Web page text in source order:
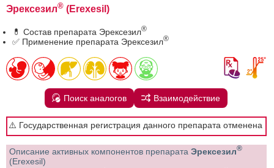
Эрексезил® (Erexesil)
💊 Состав препарата Эрексезил®
✅ Применение препарата Эрексезил®
Поиск аналогов Взаимодействие
⚠️ Государственная регистрация данного препарата отменена
Описание активных компонентов препарата Эрексезил®
(Erexesil)